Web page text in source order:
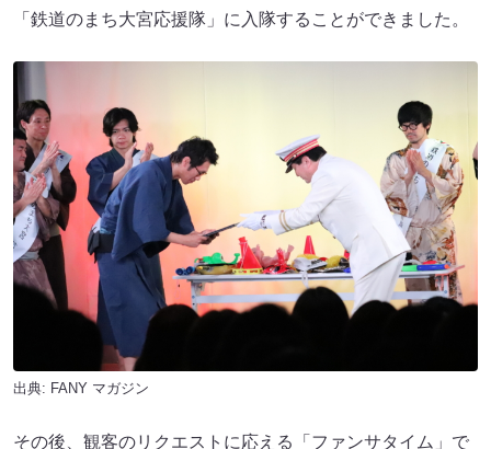
「鉄道のまち大宮応援隊」に入隊することができました。
出典: FANY マガジン
その後、観客のリクエストに応える「ファンサタイム」で